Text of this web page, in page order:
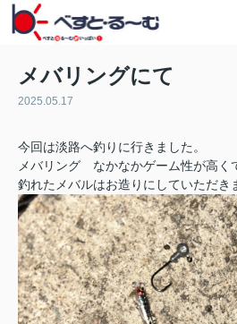
メバリングにて
2025.05.17
今回は淡路へ釣りに行きました。
メバリング なかなかゲーム性が高く
釣れたメバルはお造りにしていただき